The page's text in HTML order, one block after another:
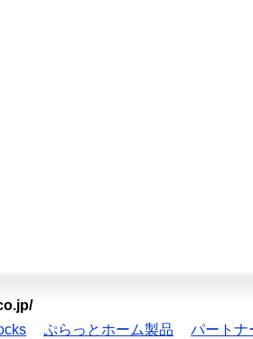
ぷらっとホーム製品 パートナ